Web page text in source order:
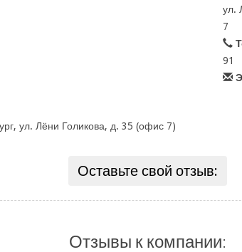
ул.
7
91
ул. Лёни Голикова, д. 35 (офис 7)
Оставьте свой отзыв:
Отзывы к компании: